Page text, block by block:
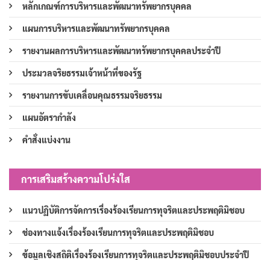
หลักเกณฑ์การบริหารและพัฒนาทรัพยากรบุคคล
แผนการบริหารและพัฒนาทรัพยากรบุคคล
รายงานผลการบริหารและพัฒนาทรัพยากรบุคคลประจำปี
ประมวลจริยธรรมเจ้าหน้าที่ของรัฐ
รายงานการขับเคลื่อนคุณธรรมจริยธรรม
แผนอัตรากำลัง
คำสั่งแบ่งงาน
การเสริมสร้างความโปร่งใส
แนวปฏิบัติการจัดการเรื่องร้องเรียนการทุจริตและประพฤติมิชอบ
ช่องทางแจ้งเรื่องร้องเรียนการทุจริตและประพฤติมิชอบ
ข้อมูลเชิงสถิติเรื่องร้องเรียนการทุจริตและประพฤติมิชอบประจำปี